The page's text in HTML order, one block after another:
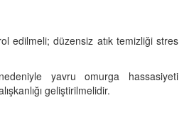
edilmeli; düzensiz atık temizliği stres
yavru omurga hassasiyeti
geliştirilmelidir.